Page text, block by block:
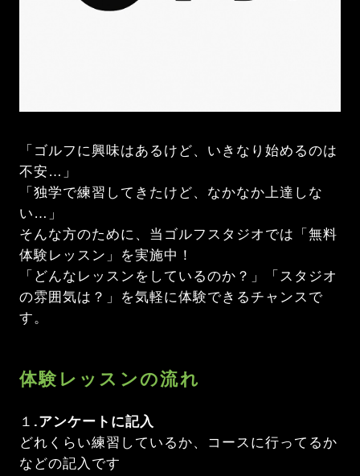
「ゴルフに興味はあるけど、いきなり始めるのは
不安…」
「独学で練習してきたけど、なかなか上達しな
い…」
そんな方のために、当ゴルフスタジオでは「無料
体験レッスン」を実施中！
「どんなレッスンをしているのか？」「スタジオ
の雰囲気は？」を気軽に体験できるチャンスで
す。
体験レッスンの流れ
１ .アンケートに記入
どれくらい練習しているか、コースに行ってるか
などの記入です